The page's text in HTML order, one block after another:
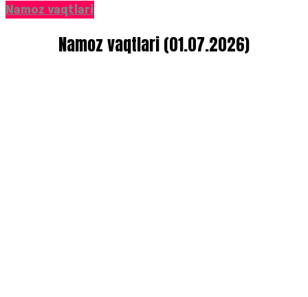
Namoz vaqtlari
Namoz vaqtlari (01.07.2026)